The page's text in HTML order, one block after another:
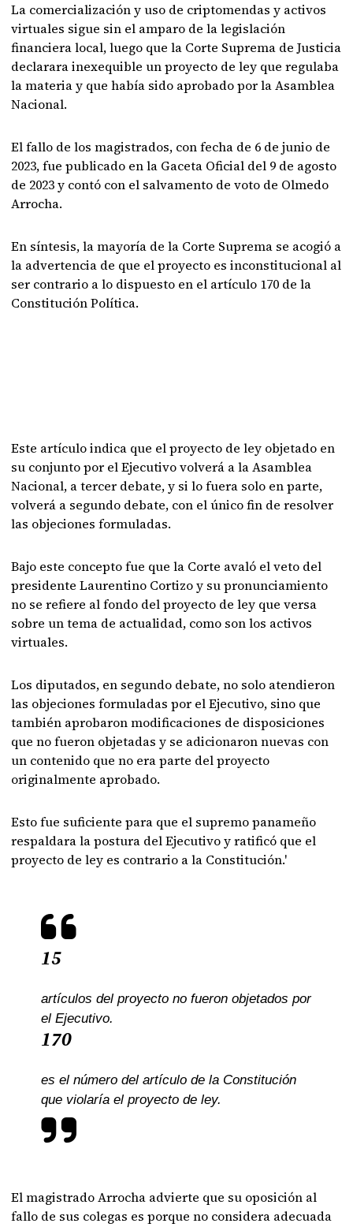
La comercialización y uso de criptomendas y activos
virtuales sigue sin el amparo de la legislación
financiera local, luego que la Corte Suprema de Justicia
declarara inexequible un proyecto de ley que regulaba
la materia y que había sido aprobado por la Asamblea
Nacional.
El fallo de los magistrados, con fecha de 6 de junio de
2023, fue publicado en la Gaceta Oficial del 9 de agosto
de 2023 y contó con el salvamento de voto de Olmedo
Arrocha.
En síntesis, la mayoría de la Corte Suprema se acogió a
la advertencia de que el proyecto es inconstitucional al
ser contrario a lo dispuesto en el artículo 170 de la
Constitución Política.
Este artículo indica que el proyecto de ley objetado en
su conjunto por el Ejecutivo volverá a la Asamblea
Nacional, a tercer debate, y si lo fuera solo en parte,
volverá a segundo debate, con el único fin de resolver
las objeciones formuladas.
Bajo este concepto fue que la Corte avaló el veto del
presidente Laurentino Cortizo y su pronunciamiento
no se refiere al fondo del proyecto de ley que versa
sobre un tema de actualidad, como son los activos
virtuales.
Los diputados, en segundo debate, no solo atendieron
las objeciones formuladas por el Ejecutivo, sino que
también aprobaron modificaciones de disposiciones
que no fueron objetadas y se adicionaron nuevas con
un contenido que no era parte del proyecto
originalmente aprobado.
Esto fue suficiente para que el supremo panameño
respaldara la postura del Ejecutivo y ratificó que el
proyecto de ley es contrario a la Constitución.'
15
artículos del proyecto no fueron objetados por
el Ejecutivo.
170
es el número del artículo de la Constitución
que violaría el proyecto de ley.
El magistrado Arrocha advierte que su oposición al
fallo de sus colegas es porque no considera adecuada